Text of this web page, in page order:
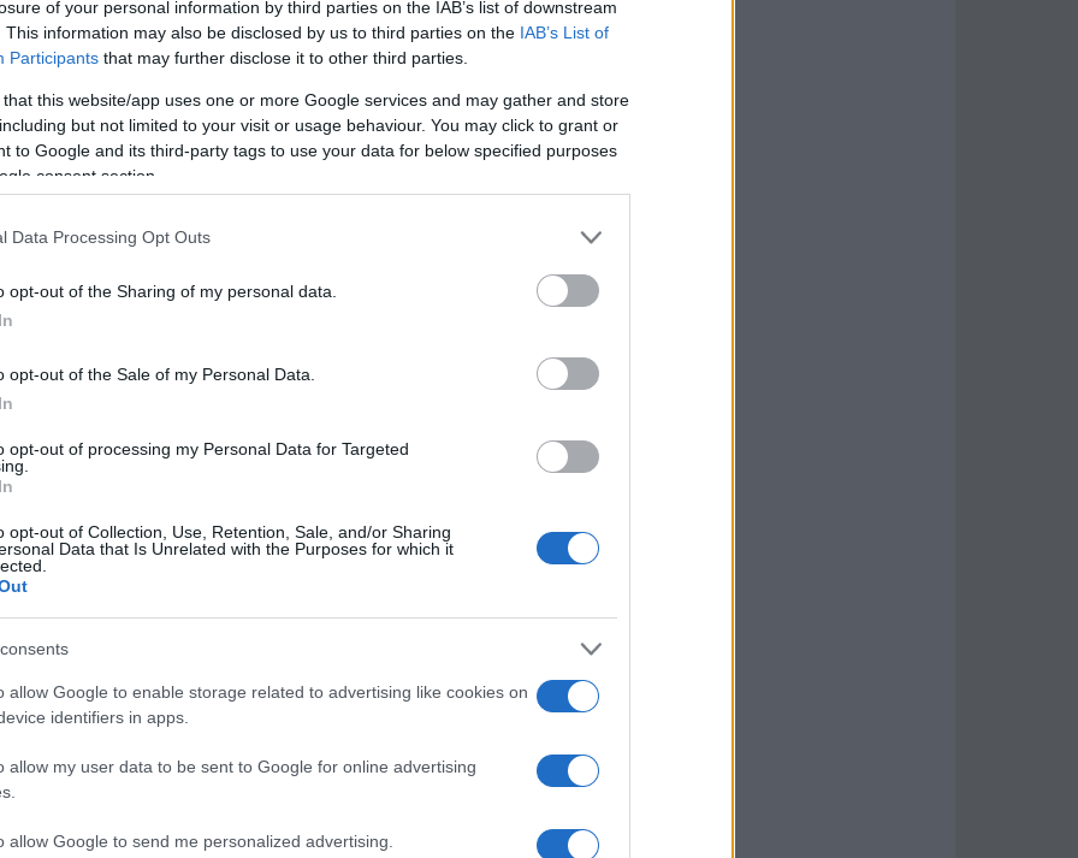
of your personal information by third parties on the IAB’s list of downstream
This information may also be disclosed by us to third parties on the IAB’s List of
Participants that may further disclose it to other third parties.
that this website/app uses one or more Google services and may gather and store
but not limited to your visit or usage behaviour. You may click to grant or
to Google and its third-party tags to use your data for below specified purposes
consent section.
Data Processing Opt Outs
opt-out of the Sharing of my personal data.
opt-out of the Sale of my Personal Data.
opt-out of processing my Personal Data for Targeted
opt-out of Collection, Use, Retention, Sale, and/or Sharing
Data that Is Unrelated with the Purposes for which it
allow Google to enable storage related to advertising like cookies on
identifiers in apps.
allow my user data to be sent to Google for online advertising
allow Google to send me personalized advertising.
di San Siro ci ha fatto capire che se
a vincere. Stiamo migliorando in
in campo. Purtroppo abbiamo
di sfruttare i video. E’ difficile trovare la
dopo partita. Siamo più equilibrati e
sia in difesa che sugli esterni.
Speriamo presto di trovare la
ancora a saltare McKennie e facevamo
tempo abbiamo capito che invece si
gare di preparazione non conoscevamo
disposizione”